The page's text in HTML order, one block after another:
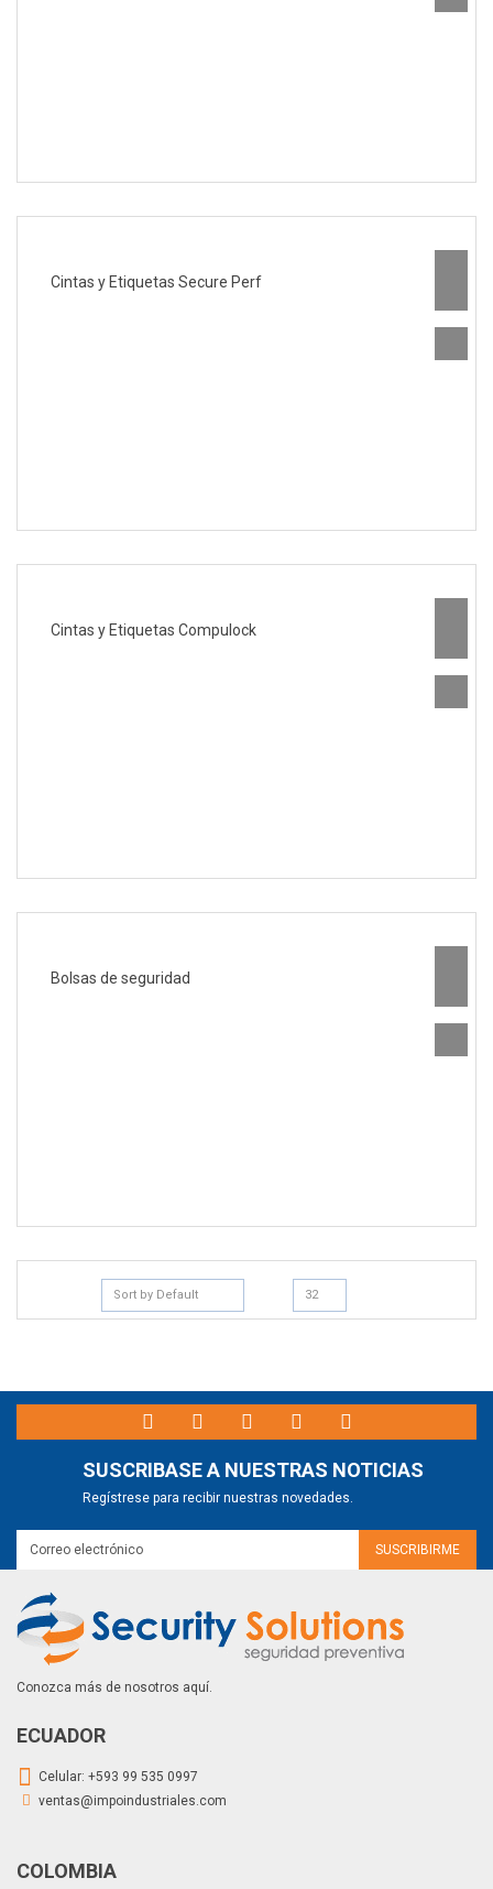
Cintas y Etiquetas Secure Perf
Cintas y Etiquetas Compulock
Bolsas de seguridad
Sort by Default 32
SUSCRIBASE A NUESTRAS NOTICIAS
Regístrese para recibir nuestras novedades.
Conozca más de nosotros aquí.
ECUADOR
Celular: +593 99 535 0997
ventas@impoindustriales.com
COLOMBIA